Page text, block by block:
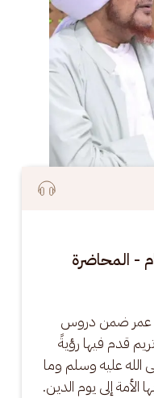
- المحاضرة
عمر ضمن دروس
قدم فيها رؤيةً
الله عليه وسلم وما
إلى يوم الدين.